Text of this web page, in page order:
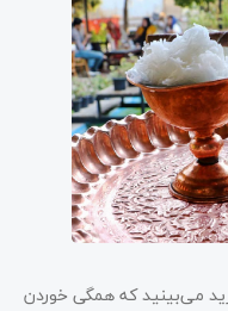
می‌بینید که همگی خوردن